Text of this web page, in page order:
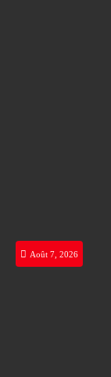
Août 7, 2026